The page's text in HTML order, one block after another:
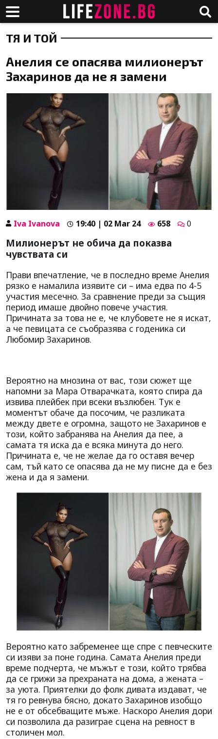
ТЯ И ТОЙ
Анелия се опасява милионерът
Захаринов да не я замени
Iva Ivanova 19:40 | 02 Mar 24 658 0
Милионерът не обича да показва
чувствата си
Прави впечатление, че в последно време Анелия
рязко е намалила изявите си – има едва по 4-5
участия месечно. За сравнение преди за същия
период имаше двойно повече участия.
Причината за това не е, че клубовете не я искат,
а че певицата се съобразява с годеника си
Любомир Захаринов.
Вероятно на мнозина от вас, този сюжет ще
напомни за Мара Отварачката, която спира да
извива плейбек при всеки възлюбен. Тук е
моментът обаче да посочим, че разликата
между двете е огромна, защото не Захаринов е
този, който забранява на Анелия да пее, а
самата тя иска да е всяка минута до него.
Причината е, че не желае да го оставя вечер
сам, тъй като се опасява да не му писне да е без
жена и да я замени.
Вероятно като забременее ще спре с певческите
си изяви за поне година. Самата Анелия преди
време подчерта, че мъжът е този, който трябва
да се грижи за прехраната на дома, а жената –
за уюта. Приятелки до фолк дивата издават, че
тя го ревнува бясно, докато Захаринов изобщо
не е от обсебващите мъже. Наскоро Анелия дори
си позволила да разиграе сцена на ревност в
столичен мол.